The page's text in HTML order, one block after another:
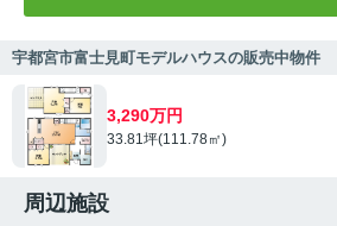
宇都宮市富士見町モデルハウスの販売中物件
3,290万円
33.81坪(111.78㎡)
周辺施設